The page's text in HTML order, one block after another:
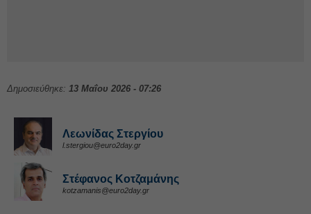
Δημοσιεύθηκε: 13 Μαΐου 2026 - 07:26
Λεωνίδας Στεργίου
l.stergiou@euro2day.gr
Στέφανος Kοτζαμάνης
kotzamanis@euro2day.gr